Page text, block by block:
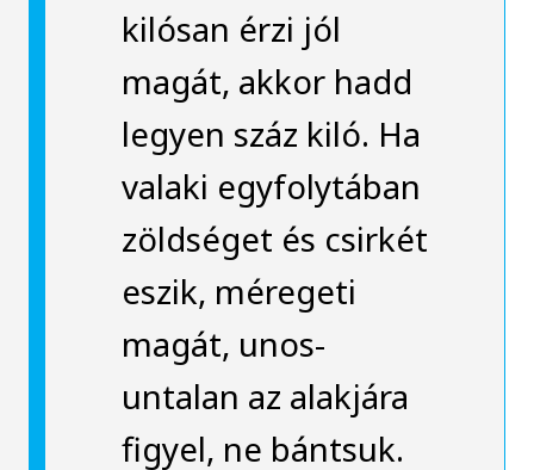
kilósan érzi jól
magát, akkor hadd
legyen száz kiló. Ha
valaki egyfolytában
zöldséget és csirkét
eszik, méregeti
magát, unos-
untalan az alakjára
figyel, ne bántsuk.